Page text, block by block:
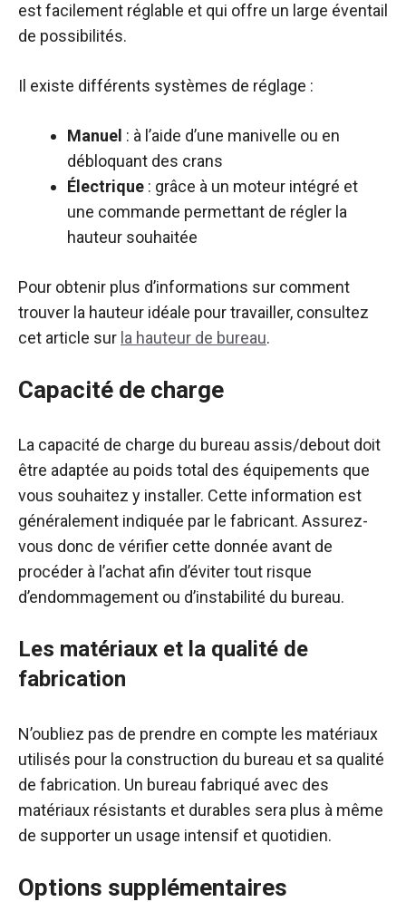
est facilement réglable et qui offre un large éventail
de possibilités.
Il existe différents systèmes de réglage :
Manuel : à l’aide d’une manivelle ou en
débloquant des crans
Électrique : grâce à un moteur intégré et
une commande permettant de régler la
hauteur souhaitée
Pour obtenir plus d’informations sur comment
trouver la hauteur idéale pour travailler, consultez
cet article sur la hauteur de bureau.
Capacité de charge
La capacité de charge du bureau assis/debout doit
être adaptée au poids total des équipements que
vous souhaitez y installer. Cette information est
généralement indiquée par le fabricant. Assurez-
vous donc de vérifier cette donnée avant de
procéder à l’achat afin d’éviter tout risque
d’endommagement ou d’instabilité du bureau.
Les matériaux et la qualité de
fabrication
N’oubliez pas de prendre en compte les matériaux
utilisés pour la construction du bureau et sa qualité
de fabrication. Un bureau fabriqué avec des
matériaux résistants et durables sera plus à même
de supporter un usage intensif et quotidien.
Options supplémentaires